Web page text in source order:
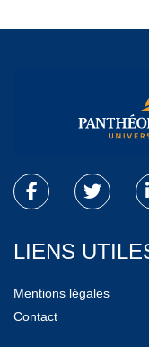
LIENS
Mentions légales
Contact